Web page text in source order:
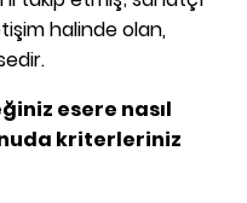
halinde olan,
esere nasıl
kriterleriniz